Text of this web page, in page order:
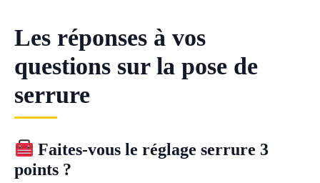
Les réponses à vos
questions sur la pose de
serrure
Faites-vous le réglage serrure 3
points ?